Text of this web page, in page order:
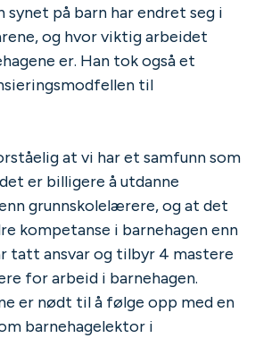
på barn har endret seg i
og hvor viktig arbeidet
er. Han tok også et
til
at vi har et samfunn som
er billigere å utdanne
grunnskolelærere, og at det
kompetanse i barnehagen enn
tatt ansvar og tilbyr 4 mastere
for arbeid i barnehagen.
er nødt til å følge opp med en
barnehagelektor i